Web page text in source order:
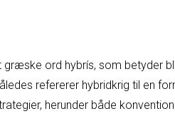
ord hybrís, som betyder
refererer hybridkrig til en
herunder både